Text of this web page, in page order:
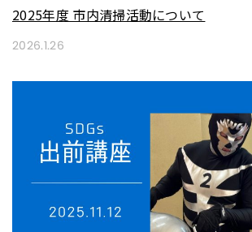
2026.1.26
2025年度 市内清掃活動について